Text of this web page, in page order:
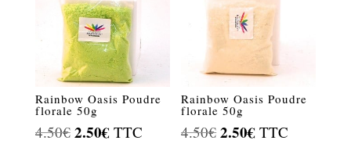
Rainbow Oasis Poudre
florale 50g
4.50€ Le
2.50€Le
TTC
Rainbow Oasis Poudre
florale 50g
4.50€ Le
2.50€ Le
TTC